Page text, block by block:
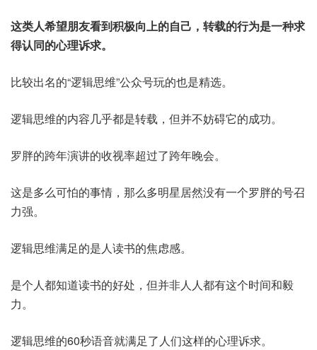
这类人希望朋友看到积极向上的自己，转载的行为是一种求
得认同的心理诉求。
比较出名的“逻辑思维”公众号玩的也是精选。
逻辑思维的内容几乎都是转载，但并不妨碍它的成功。
罗胖的跨年演讲的收视率超过了跨年晚会。
这是多么可怕的事情，那么多明星居然没有一个罗胖的号召
力强。
逻辑思维满足的是人读书的焦虑感。
是个人都知道读书的好处，但并非人人都有这个时间和毅
力。
逻辑思维的60秒语音就满足了人们这样的心理诉求。